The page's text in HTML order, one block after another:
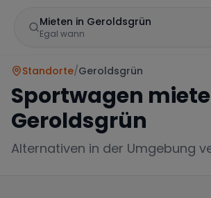
Mieten in Geroldsgrün
Egal wann
Standorte/Geroldsgrün
Sportwagen
Geroldsgrün
Alternativen in der Umgebung